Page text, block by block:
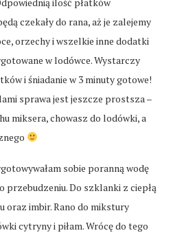
czekały do rana, aż je zalejemy
orzechy i wszelkie inne dodatki
w lodówce. Wystarczy
i śniadanie w 3 minuty gotowe!
sprawa jest jeszcze prostsza –
miksera, chowasz do lodówki, a
sobie poranną wodę
przebudzeniu. Do szklanki z ciepłą
oraz imbir. Rano do mikstury
cytryny i piłam. Wrócę do tego